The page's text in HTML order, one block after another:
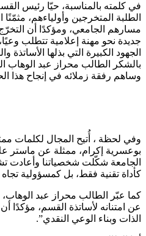
في كلمته بالمناسبة، حيّا رئيس
الطلبة المتخرجين وأولياءهم،
مسارهم الجامعي، ومؤكدًا أن
جديدة نحو مهنة إعلامية تتطلب
الجهود الكبيرة التي بذلها
بالشكر الطالب محراز عبد
وساهم رفقة زملائه في إنجاح هذا
وفي لحظة ، أُتيح المجال لكلمات
بوعسرية إكرام، ممثلة عن ماستر
الجامعة شكّلت شخصياتنا وأعادت
كأداة تقنية فقط، بل كمسؤولية تجاه
كما عبّر الطالب محراز عبد
عن امتنانه لأساتذة القسم، مؤكدًا
الذات وبناء الوعي النقدي”.